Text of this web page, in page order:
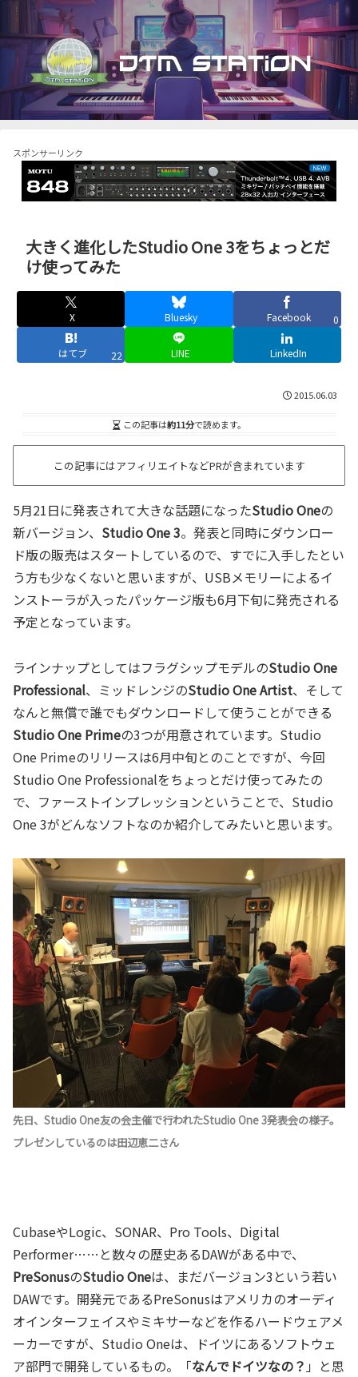
スポンサーリンク
大きく進化したStudio One 3をちょっとだ
け使ってみた
X Bluesky Facebook 0
はてブ 22 LINE LinkedIn
2015.06.03
この記事は約11分で読めます。
この記事にはアフィリエイトなどPRが含まれています
5月21日に発表されて大きな話題になったStudio Oneの
新バージョン、 Studio One 3。発表と同時にダウンロー
ド版の販売はスタートしているので、すでに入手したとい
う方も少なくないと思いますが、USBメモリーによるイ
ンストーラが入ったパッケージ版も6月下旬に発売される
予定となっています。
ラインナップとしてはフラグシップモデルのStudio One
Professional、ミッドレンジのStudio One Artist、そして
なんと無償で誰でもダウンロードして使うことができる
Studio One Primeの3つが用意されています。Studio
One Primeのリリースは6月中旬とのことですが、今回
Studio One Professionalをちょっとだけ使ってみたの
で、ファーストインプレッションということで、Studio
One 3がどんなソフトなのか紹介してみたいと思います。
先日、Studio One友の会主催で行われたStudio One 3発表会の様子。
プレゼンしているのは田辺恵二さん
CubaseやLogic、SONAR、Pro Tools、Digital
Performer……と数々の歴史あるDAWがある中で、
PreSonusのStudio Oneは、まだバージョン3という若い
DAWです。開発元であるPreSonusはアメリカのオーディ
オインターフェイスやミキサーなどを作るハードウェアメ
ーカーですが、Studio Oneは、ドイツにあるソフトウェ
ア部門で開発しているもの。「なんでドイツなの？ 」と思